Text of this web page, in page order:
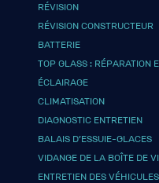
RÉVISION
RÉVISION CONSTRUCTEUR
BATTERIE
TOP GLASS : RÉPARATION
ÉCLAIRAGE
CLIMATISATION
DIAGNOSTIC ENTRETIEN
BALAIS D’ESSUIE-GLACES
VIDANGE DE LA BOÎTE DE
ENTRETIEN DES